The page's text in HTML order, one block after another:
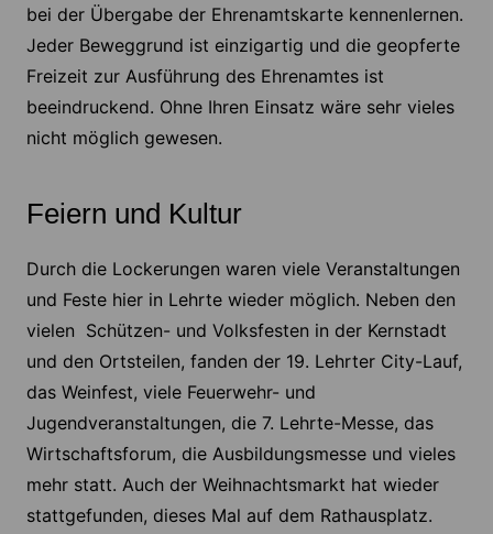
bei der Übergabe der Ehrenamtskarte kennenlernen.
Jeder Beweggrund ist einzigartig und die geopferte
Freizeit zur Ausführung des Ehrenamtes ist
beeindruckend. Ohne Ihren Einsatz wäre sehr vieles
nicht möglich gewesen.
Feiern und Kultur
Durch die Lockerungen waren viele Veranstaltungen
und Feste hier in Lehrte wieder möglich. Neben den
vielen Schützen- und Volksfesten in der Kernstadt
und den Ortsteilen, fanden der 19. Lehrter City-Lauf,
das Weinfest, viele Feuerwehr- und
Jugendveranstaltungen, die 7. Lehrte-Messe, das
Wirtschaftsforum, die Ausbildungsmesse und vieles
mehr statt. Auch der Weihnachtsmarkt hat wieder
stattgefunden, dieses Mal auf dem Rathausplatz.